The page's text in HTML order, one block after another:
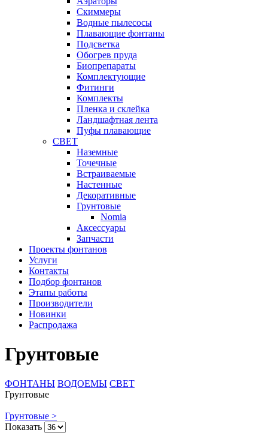
Cкиммеры
Водные пылесосы
Плавающие фонтаны
Подсветка
Обогрев пруда
Биопрепараты
Комплектующие
Фитинги
Комплекты
Пленка и склейка
Ландшафтная лента
Пуфы плавающие
СВЕТ
Наземные
Точечные
Встраиваемые
Настенные
Декоративные
Грунтовые
Nomia
Аксессуары
Запчасти
Проекты фонтанов
Услуги
Контакты
Подбор фонтанов
Этапы работы
Производители
Новинки
Распродажа
Грунтовые
ФОНТАНЫ ВОДОЕМЫ СВЕТ
Грунтовые
Грунтовые >
Показать